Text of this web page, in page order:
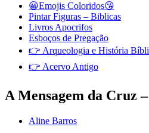
😀Emojis Coloridos😘
Pintar Figuras – Biblicas
Livros Apocrifos
Esboços de Pregação
👉 Arqueologia e História
👉 Acervo Antigo
A Mensagem da Cruz
Aline Barros